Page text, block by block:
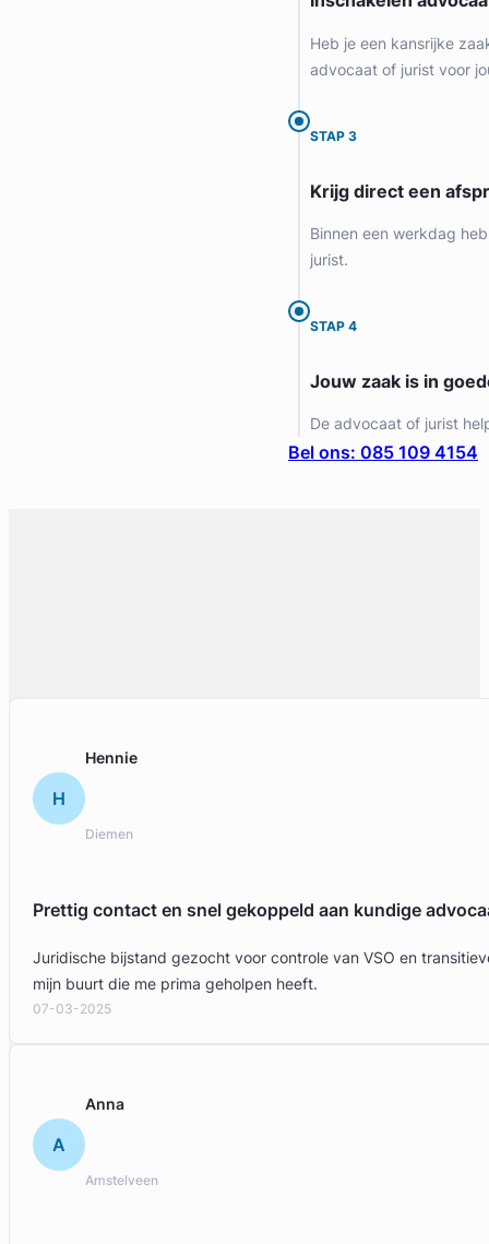
Heb je een kansrijke
advocaat of jurist voor
STAP 3
Krijg direct een
Binnen een werkdag
jurist.
STAP 4
Jouw zaak is in
De advocaat of jurist
Bel ons: 085 109 4154
H
Hennie
Diemen
Prettig contact en snel gekoppeld aan kundige
Juridische bijstand gezocht voor controle van VSO en
mijn buurt die me prima geholpen heeft.
07-03-2025
A
Anna
Amstelveen